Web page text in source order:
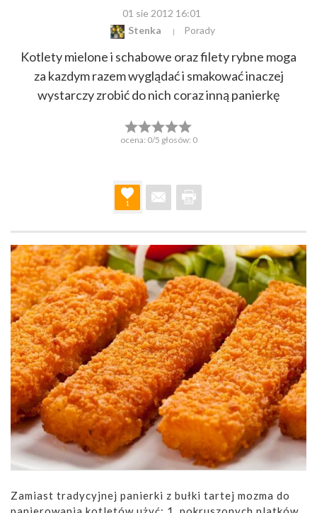
01 sie 2012 16:01
Stenka
Porady
Kotlety mielone i schabowe oraz filety rybne moga
za kazdym razem wyglądać i smakować inaczej
wystarczy zrobić do nich coraz inną panierkę
ocena: 0/5 głosów: 0
1
Zamiast tradycyjnej panierki z bułki tartej mozma do